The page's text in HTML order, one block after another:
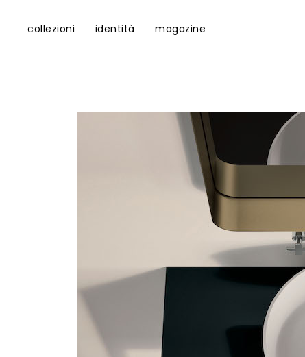
collezioni identità magazine